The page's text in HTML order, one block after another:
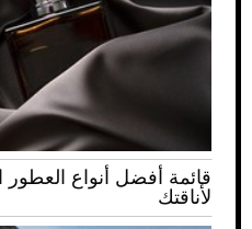
قائمة أفضل أنواع العطور
لأناقتك